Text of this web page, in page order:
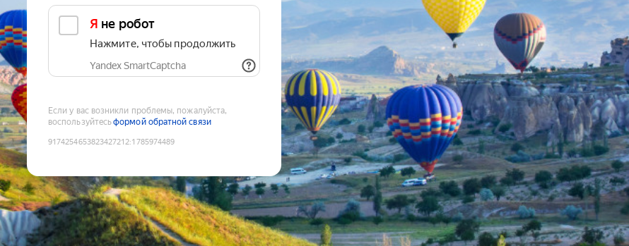
Я не робот
Нажмите, чтобы продолжить
Yandex SmartCaptcha
Если у вас возникли проблемы, пожалуйста,
воспользуйтесьформой обратной связи
9174254653823427212:1785974489